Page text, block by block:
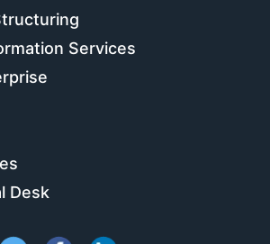
Services
Desk